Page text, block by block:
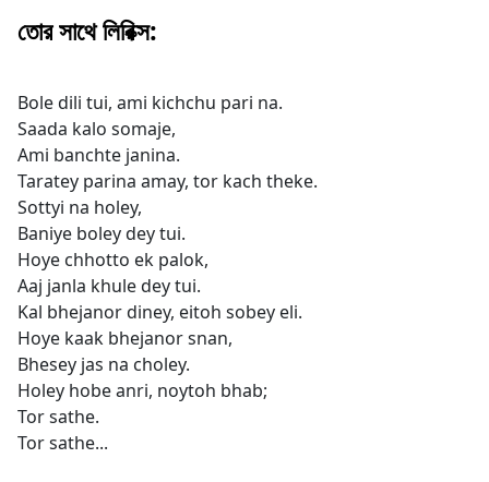
তোর সাথে লিরিক্স:
Bole dili tui, ami kichchu pari na.
Saada kalo somaje,
Ami banchte janina.
Taratey parina amay, tor kach theke.
Sottyi na holey,
Baniye boley dey tui.
Hoye chhotto ek palok,
Aaj janla khule dey tui.
Kal bhejanor diney, eitoh sobey eli.
Hoye kaak bhejanor snan,
Bhesey jas na choley.
Holey hobe anri, noytoh bhab;
Tor sathe.
Tor sathe...